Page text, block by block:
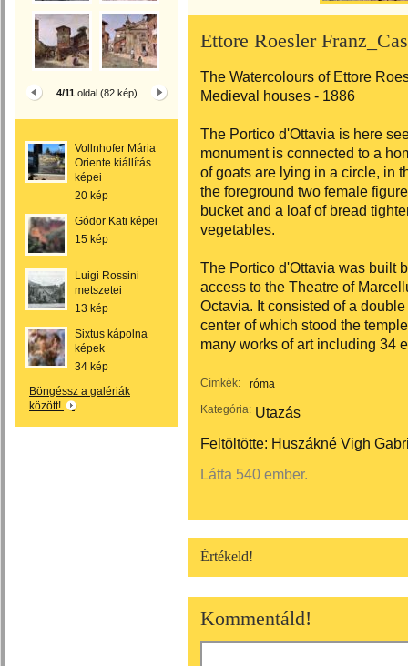
4/11oldal (82 kép)
Vollnhofer Mária
Oriente kiállítás
képei
20 kép
Gódor Kati képei
15 kép
Luigi Rossini
metszetei
13 kép
Sixtus kápolna
képek
34 kép
Böngéssz a galériák
között!
Ettore Roesler
The Watercolours of Ettore
Medieval houses - 1886
The Portico d'Ottavia is here
monument is connected to a
of goats are lying in a circle, in
the foreground two female
bucket and a loaf of bread
vegetables.
The Portico d'Ottavia was built
access to the Theatre of
Octavia. It consisted of a
center of which stood the
many works of art including 34
Címkék:
róma
Kategória: Utazás
Feltöltötte: Huszákné Vigh
Látta 540 ember.
Értékeld!
Kommentáld!